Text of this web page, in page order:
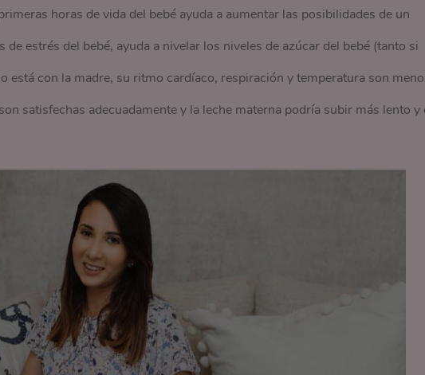
horas de vida del bebé ayuda a aumentar las posibilidades de un
estrés del bebé, ayuda a nivelar los niveles de azúcar del bebé (tanto si
está con la madre, su ritmo cardíaco, respiración y temperatura son
satisfechas adecuadamente y la leche materna podría subir más lento y